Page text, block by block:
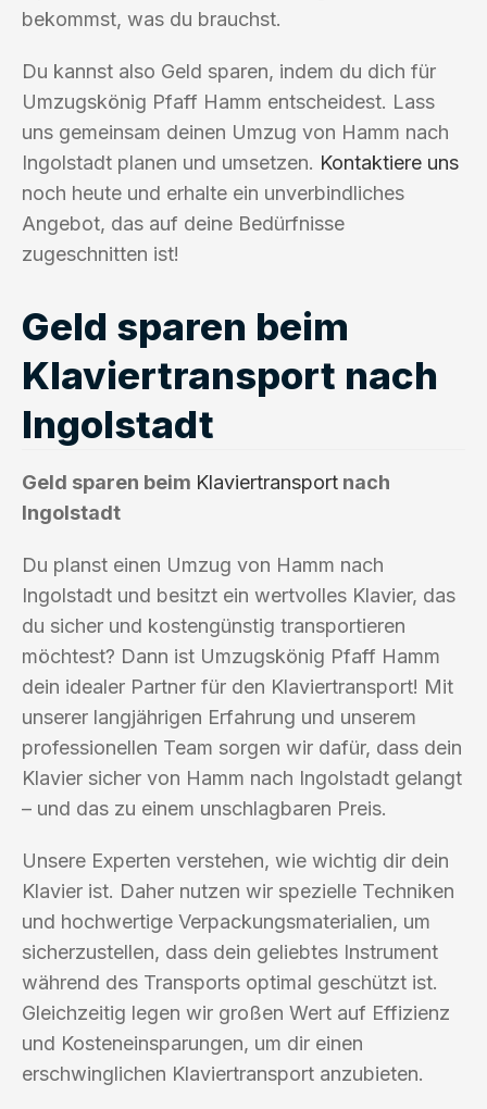
bekommst, was du brauchst.
Du kannst also Geld sparen, indem du dich für
Umzugskönig Pfaff Hamm entscheidest. Lass
uns gemeinsam deinen Umzug von Hamm nach
Ingolstadt planen und umsetzen. Kontaktiere uns
noch heute und erhalte ein unverbindliches
Angebot, das auf deine Bedürfnisse
zugeschnitten ist!
Geld sparen beim
Klaviertransport nach
Ingolstadt
Geld sparen beim Klaviertransport nach
Ingolstadt
Du planst einen Umzug von Hamm nach
Ingolstadt und besitzt ein wertvolles Klavier, das
du sicher und kostengünstig transportieren
möchtest? Dann ist Umzugskönig Pfaff Hamm
dein idealer Partner für den Klaviertransport! Mit
unserer langjährigen Erfahrung und unserem
professionellen Team sorgen wir dafür, dass dein
Klavier sicher von Hamm nach Ingolstadt gelangt
– und das zu einem unschlagbaren Preis.
Unsere Experten verstehen, wie wichtig dir dein
Klavier ist. Daher nutzen wir spezielle Techniken
und hochwertige Verpackungsmaterialien, um
sicherzustellen, dass dein geliebtes Instrument
während des Transports optimal geschützt ist.
Gleichzeitig legen wir großen Wert auf Effizienz
und Kosteneinsparungen, um dir einen
erschwinglichen Klaviertransport anzubieten.